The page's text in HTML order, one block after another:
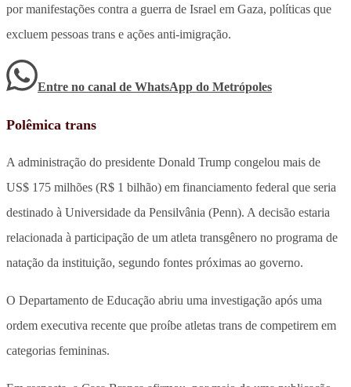
por manifestações contra a guerra de Israel em Gaza, políticas que
excluem pessoas trans e ações anti-imigração.
Entre no canal de WhatsApp do Metrópoles
Polêmica trans
A administração do presidente Donald Trump congelou mais de
US$ 175 milhões (R$ 1 bilhão) em financiamento federal que seria
destinado à Universidade da Pensilvânia (Penn). A decisão estaria
relacionada à participação de um atleta transgênero no programa de
natação da instituição, segundo fontes próximas ao governo.
O Departamento de Educação abriu uma investigação após uma
ordem executiva recente que proíbe atletas trans de competirem em
categorias femininas.